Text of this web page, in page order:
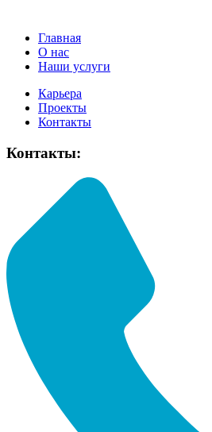
Главная
О нас
Наши услуги
Карьера
Проекты
Контакты
Контакты: